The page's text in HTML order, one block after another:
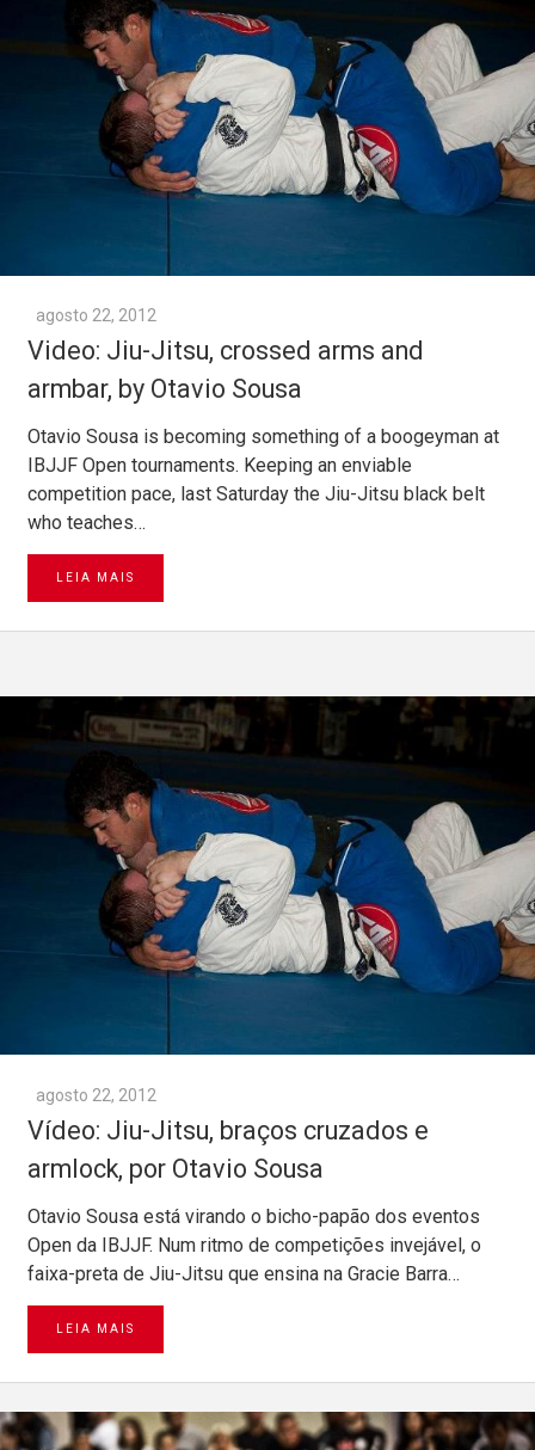
agosto 22, 2012
Video: Jiu-Jitsu, crossed arms and
armbar, by Otavio Sousa
Otavio Sousa is becoming something of a boogeyman at
IBJJF Open tournaments. Keeping an enviable
competition pace, last Saturday the Jiu-Jitsu black belt
who teaches…
LEIA MAIS
agosto 22, 2012
Vídeo: Jiu-Jitsu, braços cruzados e
armlock, por Otavio Sousa
Otavio Sousa está virando o bicho-papão dos eventos
Open da IBJJF. Num ritmo de competições invejável, o
faixa-preta de Jiu-Jitsu que ensina na Gracie Barra…
LEIA MAIS